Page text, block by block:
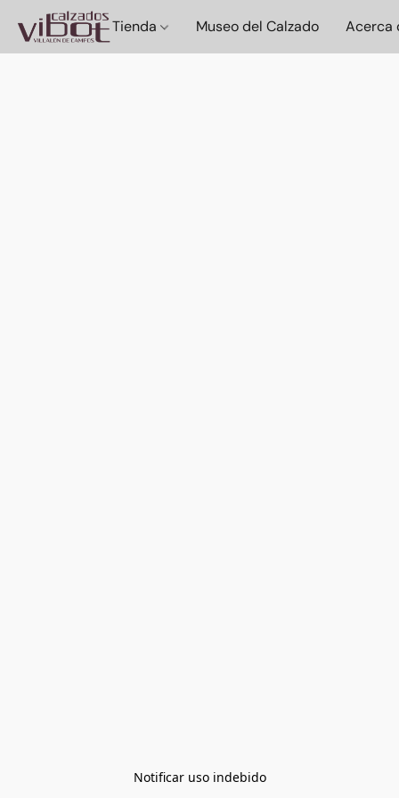
Tienda Museo del Calzado Acerca
Notificar uso indebido